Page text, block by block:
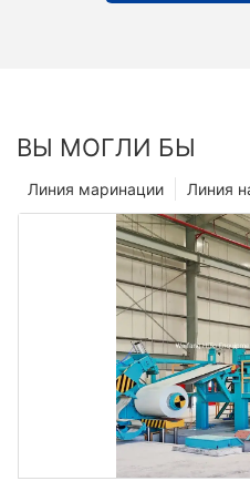
ВЫ МОГЛИ БЫ
Линия
Линия маринации